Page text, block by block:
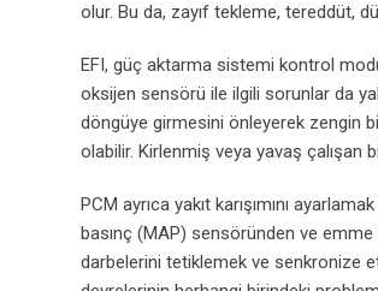
olur. Bu da, zayıf tekleme, tereddüt,
EFI, güç aktarma sistemi kontrol
oksijen sensörü ile ilgili sorunlar da
döngüye girmesini önleyerek zengin
olabilir. Kirlenmiş veya yavaş çalışan
PCM ayrıca yakıt karışımını
basınç (MAP) sensöründen ve emme
darbelerini tetiklemek ve senkronize